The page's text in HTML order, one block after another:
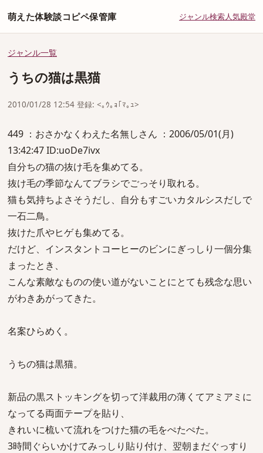
萌えた体験談コピペ保管庫 ジャンル検索人気殿堂
ジャンル一覧
うちの猫は黒猫
2010/01/28 12:54 登録: <｡ｳ｡ｮ｢ﾏ｡ｭ>
449 ：おさかなくわえた名無しさん ：2006/05/01(月)
13:42:47 ID:uoDe7ivx
自分ちの猫の抜け毛を集めてる。
抜け毛の季節なんてブラシでごっそり取れる。
猫も気持ちよさそうだし、自分もすごいカタルシスだしで
一石二鳥。
抜けた爪やヒゲも集めてる。
だけど、インスタントコーヒーのビンにぎっしり一個分集
まったとき、
こんな素敵なものの使い道がないことにとても残念な思い
がわきあがってきた。
名案ひらめく。
うちの猫は黒猫。
新品の黒ストッキングを切って洋裁用の薄くてアミアミに
なってる両面テープを貼り、
きれいに梳いて流れをつけた猫の毛をぺたぺた。
3時間ぐらいかけてみっしり貼り付け、翌朝まだぐっすり